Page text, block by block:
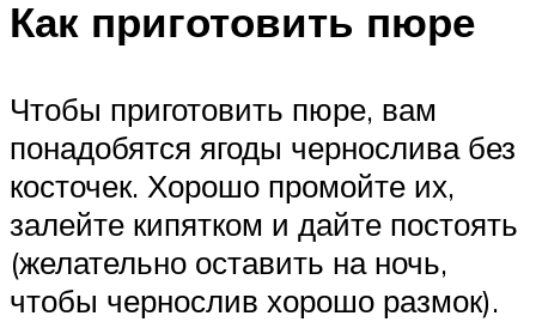
Как приготовить пюре
Чтобы приготовить пюре, вам
понадобятся ягоды чернослива без
косточек. Хорошо промойте их,
залейте кипятком и дайте постоять
(желательно оставить на ночь,
чтобы чернослив хорошо размок).